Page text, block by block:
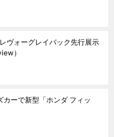
ヴォーグレイバック先行展示
）
ーで新型「ホンダ フィッ